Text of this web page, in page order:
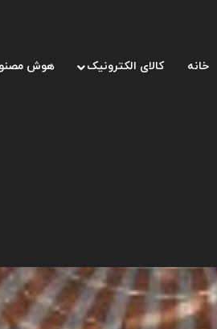
خانه کالای الکترونیک هوش